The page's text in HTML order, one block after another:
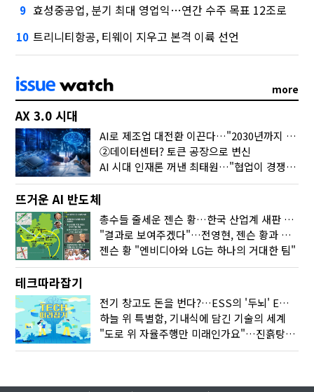
9 효성중공업, 분기 최대 영업익…연간 수주 목표 12조로
10 트리니티항공, 티웨이 지우고 본격 이륙 선언
more
AX 3.0 시대
AI로 제조업 대전환 이끈다…"2030년까지 민관합동 20조 투자"
②데이터센터? 토큰 공장으로 변신
AI 시대 인재론 꺼낸 최태원…"협업이 경쟁력"
뜨거운 AI 반도체
총수들 줄세운 젠슨 황…한국 산업계 새판 짰다
"결과로 보여주겠다"…전영현, 젠슨 황과 HBM5 논의
젠슨 황 "엔비디아와 LG는 하나의 거대한 팀"
테크따라잡기
전기 창고도 돈을 번다?…ESS의 '두뇌' EMO가 뭐길래
하늘 위 특별함, 기내식에 담긴 기술의 세계
"도로 위 자율주행만 미래인가요"…진흙탕서 길 내는 HD현대 AI 기술